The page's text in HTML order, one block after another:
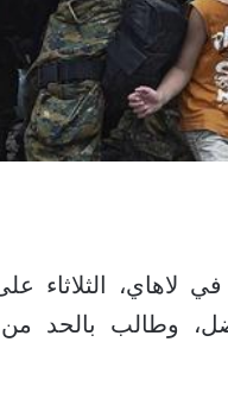
الثلاثاء
وطالب بالحد من